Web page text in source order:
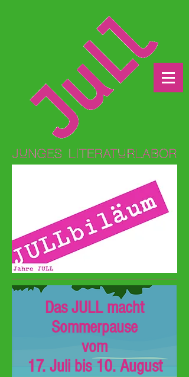
Das JULL macht
Sommerpause
vom
17. Juli bis 10. August